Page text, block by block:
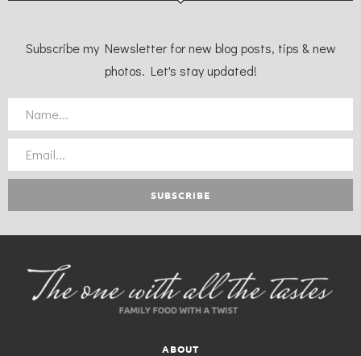
Subscribe my Newsletter for new blog posts, tips & new
photos. Let's stay updated!
ABOUT